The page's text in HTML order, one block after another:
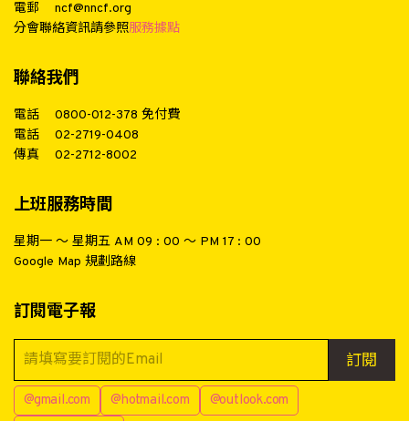
電郵
ncf@nncf.org
分會聯絡資訊請參照服務據點
聯絡我們
電話 0800-012-378 免付費
電話
02-2719-0408
傳真
02-2712-8002
上班服務時間
星期一 ～ 星期五 AM 09 : 00 ～ PM 17 : 00
Google Map 規劃路線
訂閱電子報
訂閱
@gmail.com @hotmail.com @outlook.com